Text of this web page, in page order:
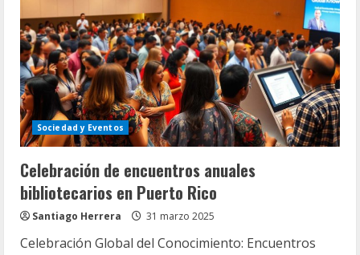
Sociedad y Eventos
Celebración de encuentros anuales
bibliotecarios en Puerto Rico
Santiago Herrera 31 marzo 2025
Celebración Global del Conocimiento: Encuentros